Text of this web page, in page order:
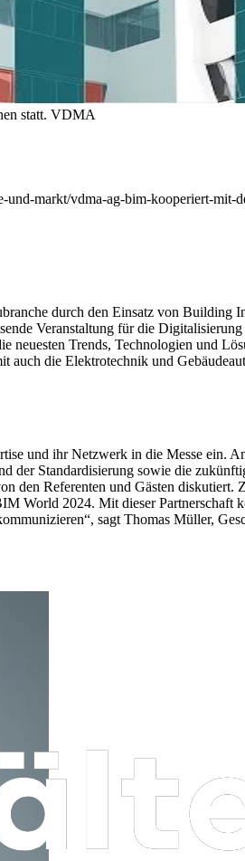
statt. VDMA
markt/vdma-ag-bim-kooperiert-mit-
durch den Einsatz von
Veranstaltung fürdie Digitalisierung
neuesten Trends, Technologien und
auch die Elektrotechnik und
und ihr Netzwerk in die Messe ein.
der Standardisierung sowie die
Referenten und Gästen diskutiert.
World 2024. Mit dieser
sagt Thomas Müller,